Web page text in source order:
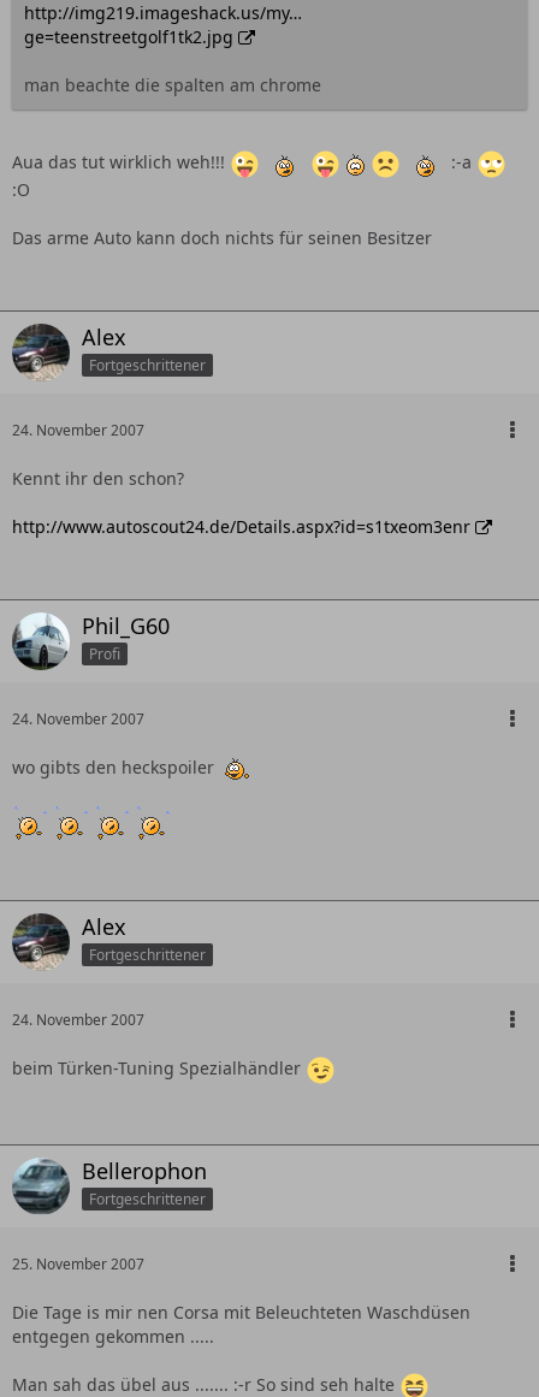
http://img219.imageshack.us/my…
ge=teenstreetgolf1tk2.jpg
man beachte die spalten am chrome
Aua das tut wirklich weh!!!
:-a
:O
Das arme Auto kann doch nichts für seinen Besitzer
Alex
Fortgeschrittener
24. November 2007
Kennt ihr den schon?
http://www.autoscout24.de/Details.aspx?id=s1txeom3enr
Phil_G60
Profi
24. November 2007
wo gibts den heckspoiler
Alex
Fortgeschrittener
24. November 2007
beim Türken-Tuning Spezialhändler
Bellerophon
Fortgeschrittener
25. November 2007
Die Tage is mir nen Corsa mit Beleuchteten Waschdüsen
entgegen gekommen .....
Man sah das übel aus ....... :-r So sind seh halte